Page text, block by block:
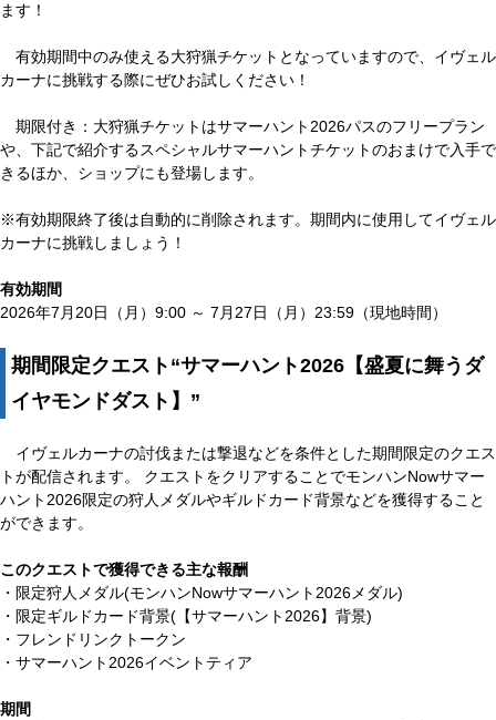
ます！
有効期間中のみ使える大狩猟チケットとなっていますので、イヴェル
カーナに挑戦する際にぜひお試しください！
期限付き：大狩猟チケットはサマーハント2026パスのフリープラン
や、下記で紹介するスペシャルサマーハントチケットのおまけで入手で
きるほか、ショップにも登場します。
※有効期限終了後は自動的に削除されます。期間内に使用してイヴェル
カーナに挑戦しましょう！
有効期間
2026年7月20日（月）9:00 ～ 7月27日（月）23:59（現地時間）
期間限定クエスト“サマーハント2026【盛夏に舞うダ
イヤモンドダスト】”
イヴェルカーナの討伐または撃退などを条件とした期間限定のクエス
トが配信されます。 クエストをクリアすることでモンハンNowサマー
ハント2026限定の狩人メダルやギルドカード背景などを獲得すること
ができます。
このクエストで獲得できる主な報酬
・限定狩人メダル(モンハンNowサマーハント2026メダル)
・限定ギルドカード背景(【サマーハント2026】背景)
・フレンドリンクトークン
・サマーハント2026イベントティア
期間